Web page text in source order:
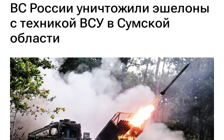
ВС России уничтожили эшелоны
с техникой ВСУ в Сумской
области